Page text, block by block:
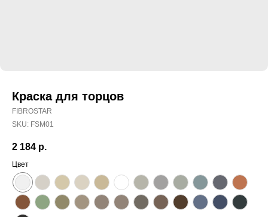
Краска для торцов
FIBROSTAR
SKU: FSМ01
2 184 р.
Цвет